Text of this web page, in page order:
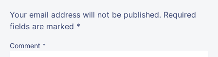
Your email address will not be published. Required
fields are marked *
Comment *